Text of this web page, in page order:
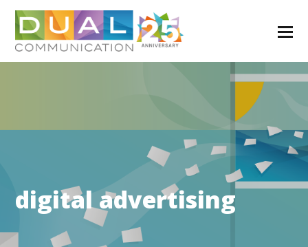
digital advertising